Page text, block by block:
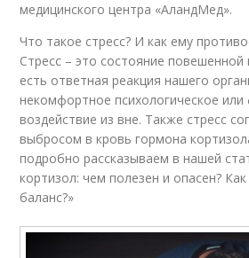
медицинского центра «АландМед».
Что такое стресс? И как ему
Стресс – это состояние
есть ответная реакция нашего
некомфортное психологическое или
воздействие из вне. Также стресс
выбросом в кровь гормона
подробно рассказываем в нашей
кортизол: чем полезен и опасен?
баланс?»